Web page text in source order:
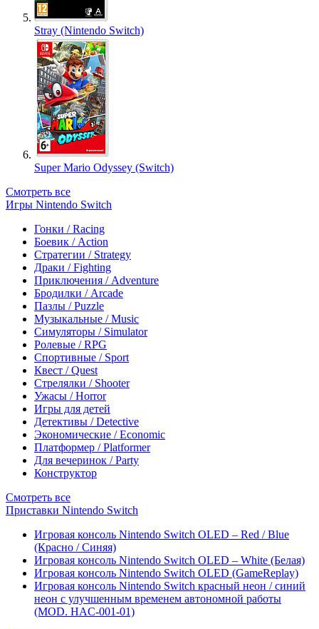
Stray (Nintendo Switch)
Super Mario Odyssey (Switch)
Смотреть все
Игры Nintendo Switch
Гонки / Racing
Боевик / Action
Стратегии / Strategy
Драки / Fighting
Приключения / Adventure
Бродилки / Arcade
Пазлы / Puzzle
Музыкальные / Music
Симуляторы / Simulator
Ролевые / RPG
Спортивные / Sport
Квест / Quest
Стрелялки / Shooter
Ужасы / Horror
Игры для детей
Детективы / Detective
Экономические / Economic
Платформер / Platformer
Для вечеринок / Party
Конструктор
Смотреть все
Приставки Nintendo Switch
Игровая консоль Nintendo Switch OLED – Red / Blue
(Красно / Синяя)
Игровая консоль Nintendo Switch OLED – White (Белая)
Игровая консоль Nintendo Switch OLED (GameReplay)
Игровая консоль Nintendo Switch красный неон / синий
неон с улучшенным временем автономной работы
(MOD. HAC-001-01)